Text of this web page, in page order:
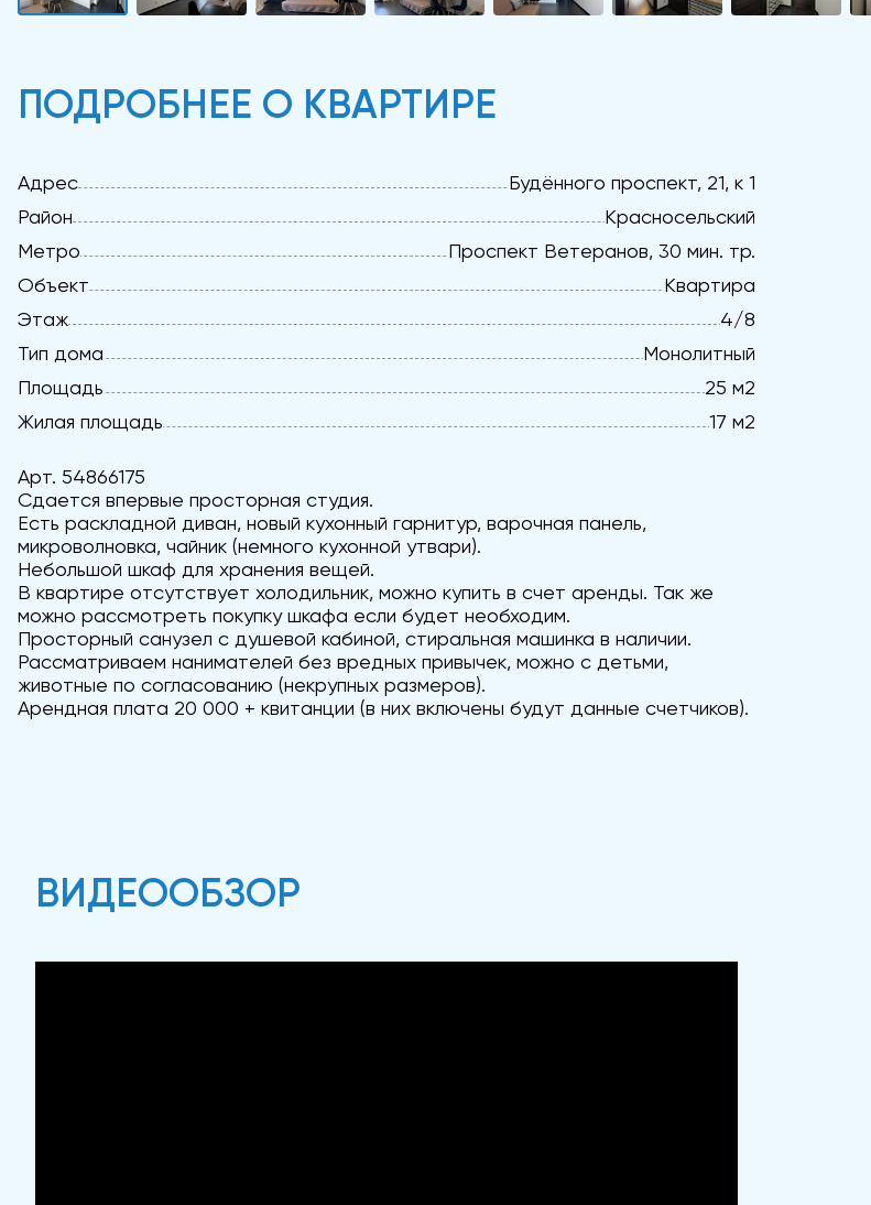
ПОДРОБНЕЕ О КВАРТИРЕ
Адрес
Будённого проспект, 21, к 1
Район
Красносельский
Метро
Проспект Ветеранов, 30 мин. тр.
Объект
Квартира
Этаж
4/8
Тип дома
Монолитный
Площадь
25 м2
Жилая площадь
17 м2
Арт. 54866175
Сдается впервые просторная студия.
Есть раскладной диван, новый кухонный гарнитур, варочная панель,
микроволновка, чайник (немного кухонной утвари).
Небольшой шкаф для хранения вещей.
В квартире отсутствует холодильник, можно купить в счет аренды. Так же
можно рассмотреть покупку шкафа если будет необходим.
Просторный санузел с душевой кабиной, стиральная машинка в наличии.
Рассматриваем нанимателей без вредных привычек, можно с детьми,
животные по согласованию (некрупных размеров).
Арендная плата 20 000 + квитанции (в них включены будут данные счетчиков).
ВИДЕООБЗОР